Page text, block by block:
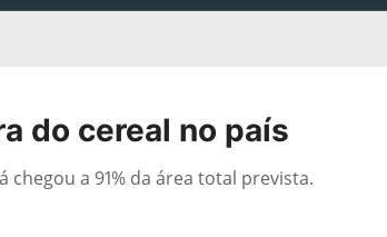
do cereal no país
a 91% da área total prevista.